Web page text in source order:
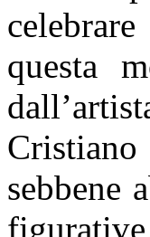
questa
sebbene